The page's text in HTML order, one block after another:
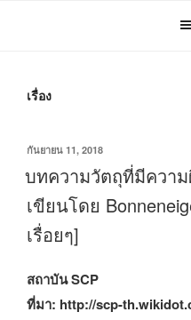
เรื่อง
เขียน
ที่
กันยายน 11, 2018
บทความวัตถุที่มีควา
เขียนโดย
เรื่อยๆ]
สถาบัน SCP
ที่มา: http://scp-